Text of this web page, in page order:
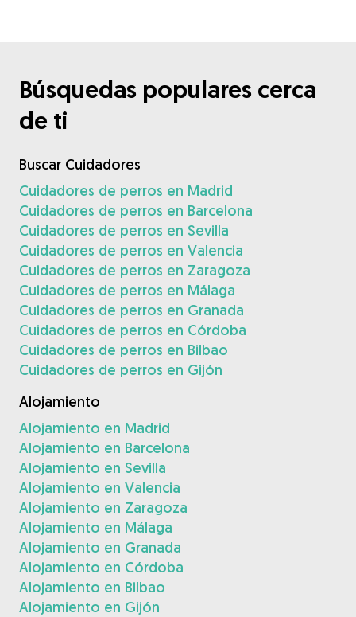
Búsquedas populares cerca
de ti
Buscar Cuidadores
Cuidadores de perros en Madrid
Cuidadores de perros en Barcelona
Cuidadores de perros en Sevilla
Cuidadores de perros en Valencia
Cuidadores de perros en Zaragoza
Cuidadores de perros en Málaga
Cuidadores de perros en Granada
Cuidadores de perros en Córdoba
Cuidadores de perros en Bilbao
Cuidadores de perros en Gijón
Alojamiento
Alojamiento en Madrid
Alojamiento en Barcelona
Alojamiento en Sevilla
Alojamiento en Valencia
Alojamiento en Zaragoza
Alojamiento en Málaga
Alojamiento en Granada
Alojamiento en Córdoba
Alojamiento en Bilbao
Alojamiento en Gijón